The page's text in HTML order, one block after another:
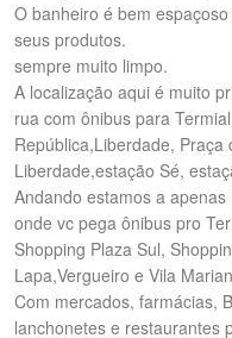
O banheiro é bem
seus produtos.
sempre muito limpo.
A localização aqui é muito
rua com ônibus para
República,Liberdade,
Liberdade,estação Sé,
Andando estamos a
onde vc pega ônibus pro
Shopping Plaza Sul,
Lapa,Vergueiro e Vila
Com mercados, farmácias,
lanchonetes e restaurantes